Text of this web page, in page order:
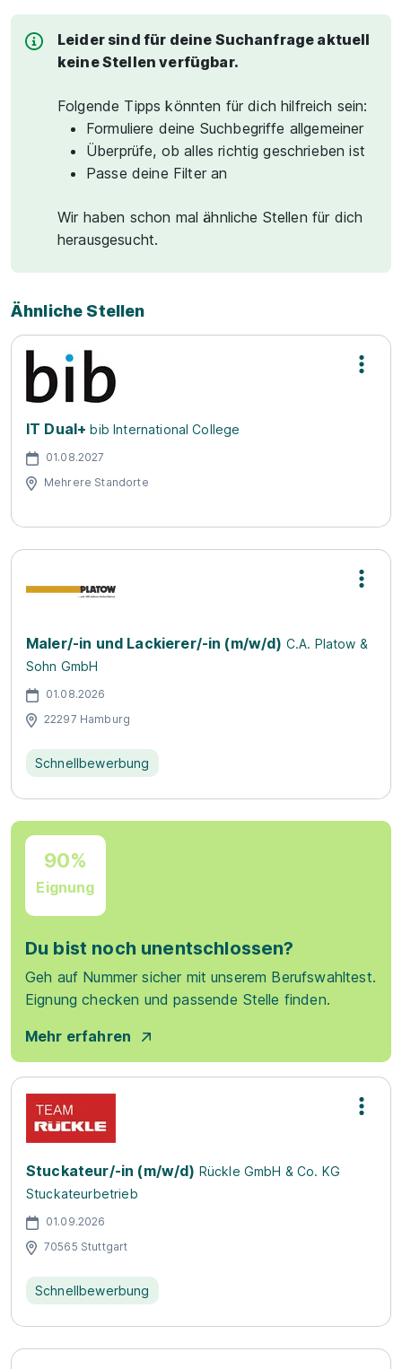
Leider sind für deine Suchanfrage aktuell
keine Stellen verfügbar.
Folgende Tipps könnten für dich hilfreich sein:
Formuliere deine Suchbegriffe allgemeiner
Überprüfe, ob alles richtig geschrieben ist
Passe deine Filter an
Wir haben schon mal ähnliche Stellen für dich
herausgesucht.
Ähnliche Stellen
IT Dual+ bib International College
01.08.2027
Mehrere Standorte
Maler/-in und Lackierer/-in (m/w/d) C.A. Platow &
Sohn GmbH
01.08.2026
22297 Hamburg
Schnellbewerbung
90%
Eignung
Du bist noch unentschlossen?
Geh auf Nummer sicher mit unserem Berufswahltest.
Eignung checken und passende Stelle finden.
Mehr erfahren
Stuckateur/-in (m/w/d) Rückle GmbH & Co. KG
Stuckateurbetrieb
01.09.2026
70565 Stuttgart
Schnellbewerbung